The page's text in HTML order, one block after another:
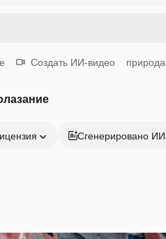
Создать ИИ-видео природа
Сгенерировано ИИ